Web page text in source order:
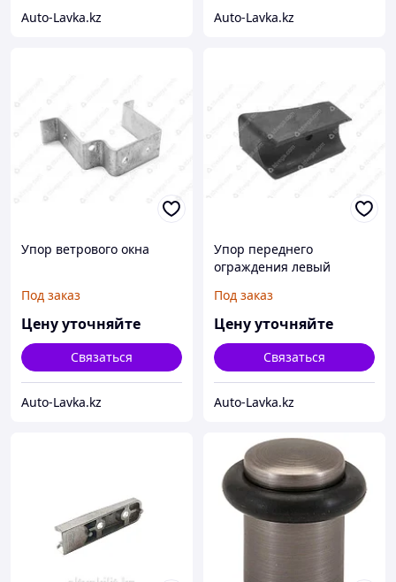
Auto-Lavka.kz Auto-Lavka.kz
Упор ветрового окна
Под заказ
Цену уточняйте
Связаться
Auto-Lavka.kz
Упор переднего
ограждения левый
Под заказ
Цену уточняйте
Связаться
Auto-Lavka.kz